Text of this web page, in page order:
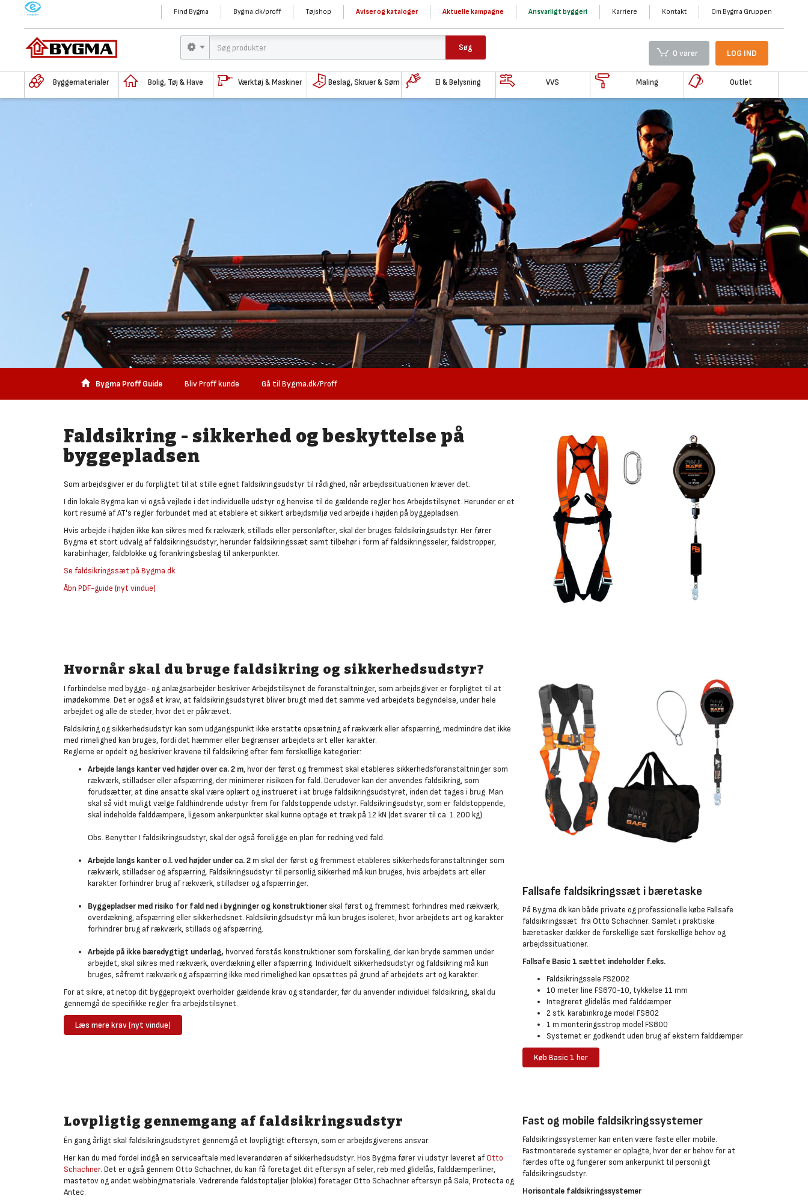
M Find Bygma Bygma.dk/proff Tøjshop Aviser og kataloger Aktuelle kampagne Ansvarligt byggeri Karriere Kontakt Om Bygma Gruppen
Søg
0 varer LOG IND
Byggematerialer Bolig, Tøj & Have Værktøj & Maskiner Beslag, Skruer & Søm El & Belysning VVS Maling Outlet
Bygma Proff Guide Bliv Proff kunde Gå til Bygma.dk/Proff
Faldsikring - sikkerhed og beskyttelse på
byggepladsen
Som arbejdsgiver er du forpligtet til at stille egnet faldsikringsudstyr til rådighed, når arbejdssituationen kræver det.
I din lokale Bygma kan vi også vejlede i det individuelle udstyr og henvise til de gældende regler hos Arbejdstilsynet. Herunder er et
kort resumé af AT's regler forbundet med at etablere et sikkert arbejdsmiljø ved arbejde i højden på byggepladsen.
Hvis arbejde i højden ikke kan sikres med fx rækværk, stillads eller personløfter, skal der bruges faldsikringsudstyr. Her fører
Bygma et stort udvalg af faldsikringsudstyr, herunder faldsikringssæt samt tilbehør i form af faldsikringsseler, faldstropper,
karabinhager, faldblokke og forankringsbeslag til ankerpunkter.
Se faldsikringssæt på Bygma.dk
Åbn PDF-guide (nyt vindue)
Hvornår skal du bruge faldsikring og sikkerhedsudstyr?
I forbindelse med bygge- og anlægsarbejder beskriver Arbejdstilsynet de foranstaltninger, som arbejdsgiver er forpligtet til at
imødekomme. Det er også et krav, at faldsikringsudstyret bliver brugt med det samme ved arbejdets begyndelse, under hele
arbejdet og alle de steder, hvor det er påkrævet.
Faldsikring og sikkerhedsudstyr kan som udgangspunkt ikke erstatte opsætning af rækværk eller afspærring, medmindre det ikke
med rimelighed kan bruges, fordi det hæmmer eller begrænser arbejdets art eller karakter.
Reglerne er opdelt og beskriver kravene til faldsikring efter fem forskellige kategorier:
Arbejde langs kanter ved højder over ca. 2 m, hvor der først og fremmest skal etableres sikkerhedsforanstaltninger som
rækværk, stilladser eller afspærring, der minimerer risikoen for fald. Derudover kan der anvendes faldsikring, som
forudsætter, at dine ansatte skal være oplært og instrueret i at bruge faldsikringsudstyret, inden det tages i brug. Man
skal så vidt muligt vælge faldhindrende udstyr frem for faldstoppende udstyr. Faldsikringsudstyr, som er faldstoppende,
skal indeholde falddæmpere, ligesom ankerpunkter skal kunne optage et træk på 12 kN (det svarer til ca. 1.200 kg).
Obs. Benytter I faldsikringsudstyr, skal der også foreligge en plan for redning ved fald.
Arbejde langs kanter o.l. ved højder under ca. 2m skal der først og fremmest etableres sikkerhedsforanstaltninger som
rækværk, stilladser og afspærring. Faldsikringsudstyr til personlig sikkerhed må kun bruges, hvis arbejdets art eller
karakter forhindrer brug af rækværk, stilladser og afspærringer.
Byggepladser med risiko for fald ned i bygninger og konstruktioner skal først og fremmest forhindres med rækværk,
overdækning, afspærring eller sikkerhedsnet. Faldsikringdsudstyr må kun bruges isoleret, hvor arbejdets art og karakter
forhindrer brug af rækværk, stillads og afspærring.
Arbejde på ikke bæredygtigt underlag, hvorved forstås konstruktioner som forskalling, der kan bryde sammen under
arbejdet, skal sikres med rækværk, overdækning eller afspærring. Individuelt sikkerhedsudstyr og faldsikring må kun
bruges, såfremt rækværk og afspærring ikke med rimelighed kan opsættes på grund af arbejdets art og karakter.
For at sikre, at netop dit byggeprojekt overholder gældende krav og standarder, før du anvender individuel faldsikring, skal du
gennemgå de specifikke regler fra arbejdstilsynet.
Læs mere krav (nyt vindue)
Fallsafe faldsikringssæt i bæretaske
På Bygma.dk kan både private og professionelle købe Fallsafe
faldsikringssæt fra Otto Schachner. Samlet i praktiske
bæretasker dækker de forskellige sæt forskellige behov og
arbejdssituationer.
Fallsafe Basic 1 sættet indeholder f.eks.
Faldsikringssele FS2002
10 meter line FS670-10, tykkelse 11 mm
Integreret glidelås med falddæmper
2 stk. karabinkroge model FS802
1 m monteringsstrop model FS800
Systemet er godkendt uden brug af ekstern falddæmper
Køb Basic 1 her
Lovpligtig gennemgang af faldsikringsudstyr
Én gang årligt skal faldsikringsudstyret gennemgå et lovpligtigt eftersyn, som er arbejdsgiverens ansvar.
Her kan du med fordel indgå en serviceaftale med leverandøren af sikkerhedsudstyr. Hos Bygma fører vi udstyr leveret afOtto
Schachner. Det er også gennem Otto Schachner, du kan få foretaget dit eftersyn af seler, reb med glidelås, falddæmperliner,
mastetov og andet webbingmateriale. Vedrørende faldstoptaljer (blokke) foretager Otto Schachner eftersyn på Sala, Protecta og
Antec.
Fast og mobile faldsikringssystemer
Faldsikringssystemer kan enten være faste eller mobile.
Fastmonterede systemer er oplagte, hvor der er behov for at
færdes ofte og fungerer som ankerpunkt til personligt
faldsikringsudstyr.
Horisontale faldsikringssystemer